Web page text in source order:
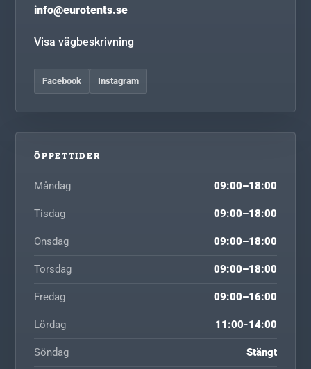
info@eurotents.se
Visa vägbeskrivning
Facebook Instagram
ÖPPETTIDER
Måndag 09:00–18:00
Tisdag 09:00–18:00
Onsdag 09:00–18:00
Torsdag 09:00–18:00
Fredag 09:00–16:00
Lördag 11:00-14:00
Söndag Stängt